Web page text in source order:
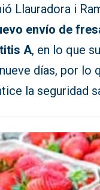
Llauradora i
envío de
A, en lo que
días, por lo
la seguridad